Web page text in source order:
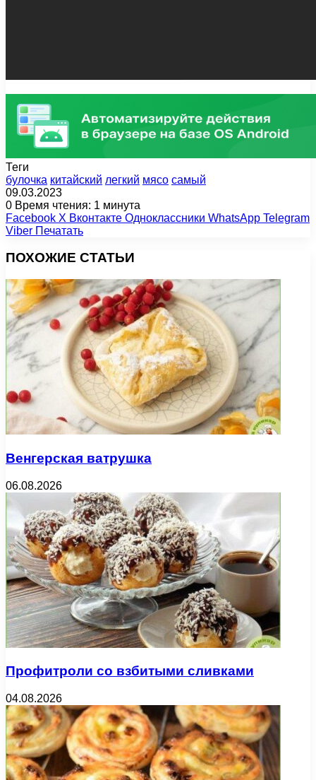
Теги
булочка китайский легкий мясо самый
09.03.2023
0 Время чтения: 1 минута
Facebook X Вконтакте Одноклассники WhatsApp Telegram
Viber Печатать
ПОХОЖИЕ СТАТЬИ
Венгерская ватрушка
06.08.2026
Профитроли со взбитыми сливками
04.08.2026